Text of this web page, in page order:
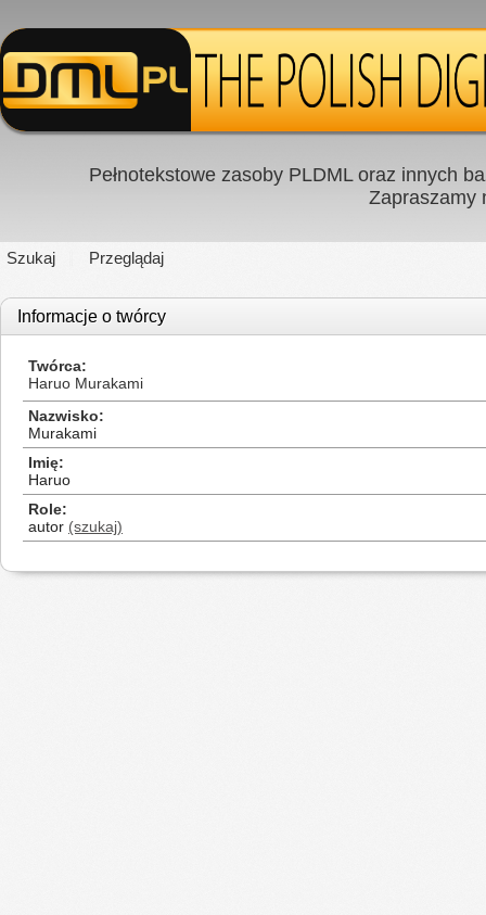
Pełnotekstowe zasoby PLDML oraz innych
Zapraszamy
Szukaj Przeglądaj
Informacje o twórcy
Twórca
Haruo Murakami
Nazwisko
Murakami
Imię
Haruo
Role
autor (szukaj)